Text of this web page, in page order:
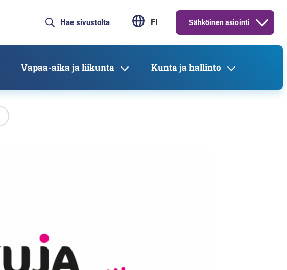
FI Sähköinen asiointi
Vapaa-aika ja liikunta Kunta ja hallinto